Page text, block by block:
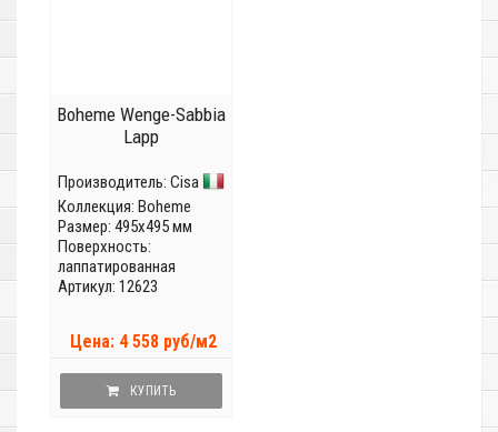
Boheme Wenge-Sabbia
Lapp
Производитель: Cisa
Коллекция: Boheme
Размер: 495x495 мм
Поверхность:
лаппатированная
Артикул: 12623
Цена: 4 558 руб/м2
КУПИТЬ